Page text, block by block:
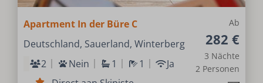
Ab
282 €
3 Nächte
2 Personen
Apartment In der Büre C
Deutschland, Sauerland, Winterberg
2
Nein 1 1
Ja